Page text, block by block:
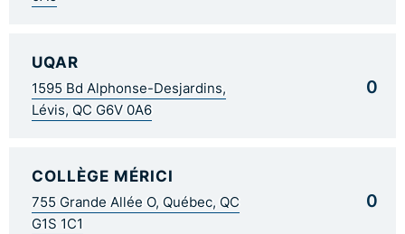
UQAR
1595 Bd Alphonse-Desjardins,
Lévis, QC G6V 0A6
0
COLLÈGE MÉRICI
755 Grande Allée O, Québec, QC
G1S 1C1
0